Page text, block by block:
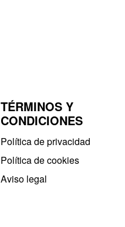
TÉRMINOS Y
CONDICIONES
Política de privacidad​
Política de cookies
Aviso legal